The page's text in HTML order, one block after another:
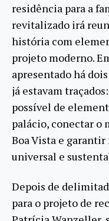
residência para a
revitalizado irá
história com
projeto moderno.
apresentado há
já estavam
possível de
palácio, conectar o
Boa Vista e
universal e
Depois de
para o projeto de